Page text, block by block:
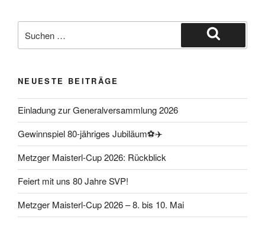
NEUESTE BEITRÄGE
Einladung zur Generalversammlung 2026
Gewinnspiel 80-jähriges Jubiläum⚽️✈️
Metzger Maisterl-Cup 2026: Rückblick
Feiert mit uns 80 Jahre SVP!
Metzger Maisterl-Cup 2026 – 8. bis 10. Mai